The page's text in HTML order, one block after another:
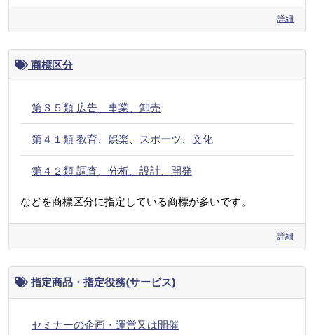
詳細
商標区分
第３５類 広告、事業、卸売
第４１類 教育、娯楽、スポーツ、文化
第４２類 調査、分析、設計、開発
などを商標区分に指定している商標が多いです。
詳細
指定商品・指定役務(サービス)
セミナーの企画・運営又は開催